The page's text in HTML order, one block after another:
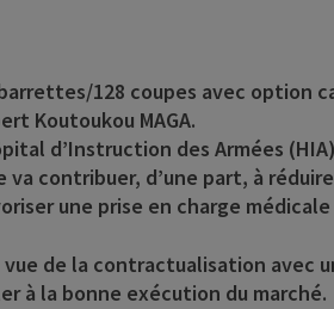
128 coupes avec option
Koutoukou MAGA.
d’Instruction des Armées
contribuer, d’une part, à
une prise en charge
de la contractualisation avec
à la bonne exécution du marché.